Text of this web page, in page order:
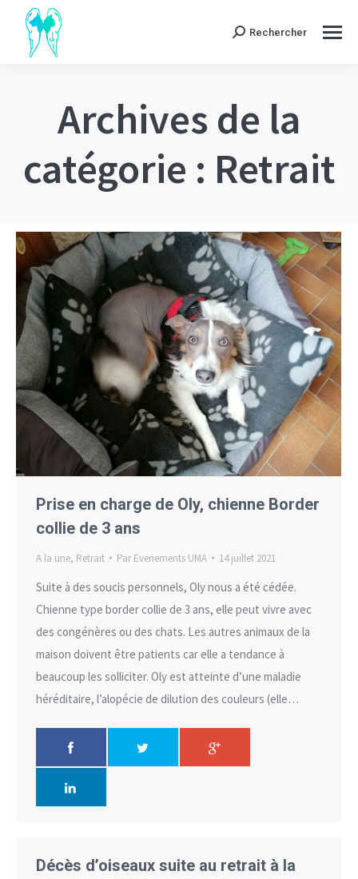
Search:Rechercher
Archives de la
catégorie : Retrait
Prise en charge de Oly, chienne Border
collie de 3 ans
A la une, Retrait Par Evenements UMA 14 juillet 2021
Suite à des soucis personnels, Oly nous a été cédée.
Chienne type border collie de 3 ans, elle peut vivre avec
des congénères ou des chats. Les autres animaux de la
maison doivent être patients car elle a tendance à
beaucoup les solliciter. Oly est atteinte d’une maladie
héréditaire, l’alopécie de dilution des couleurs (elle…
Décès d’oiseaux suite au retrait à la